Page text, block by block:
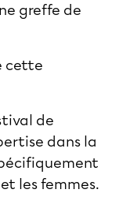
greffe de
cette
de
dans la
les femmes.